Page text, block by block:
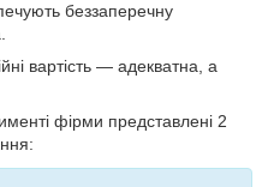
беззаперечну
вартість — адекватна, а
фірми представлені 2